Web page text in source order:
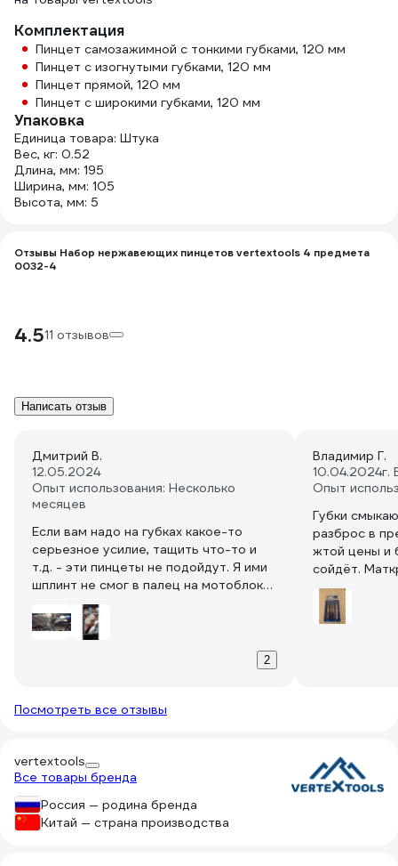
Комплектация
Пинцет самозажимной с тонкими губками, 120 мм
Пинцет с изогнутыми губками, 120 мм
Пинцет прямой, 120 мм
Пинцет с широкими губками, 120 мм
Упаковка
Единица товара: Штука
Вес, кг: 0.52
Длина, мм: 195
Ширина, мм: 105
Высота, мм: 5
Отзывы Набор нержавеющих пинцетов vertextools 4 предмета
0032-4
4.511 отзывов
Написать отзыв
Дмитрий В.
12.05.2024
Опыт использования: Несколько
месяцев
Если вам надо на губках какое-то
серьезное усилие, тащить что-то и
т.д. - эти пинцеты не подойдут. Я ими
шплинт не смог в палец на мотоблоке
воткнуть, не держат. Но если вам для
мелочи, пайки и т.д. - подойдёт. Я брал
для биологии, насекомых, а там лёгкий
полевую сумку, половину для
2
Владимир Г.
10.04.2024г.
Опыт
Губки
разброс в
жтой цены и
сойдёт.
то есть не
сталь,
Посмотреть все отзывы
vertextools
Все товары бренда
Россия — родина бренда
Китай — страна производства